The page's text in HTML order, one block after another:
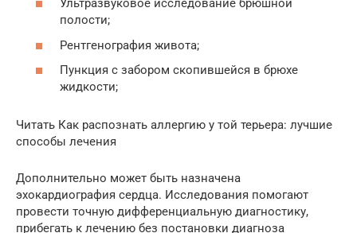
Ультразвуковое исследование брюшной
полости;
Рентгенография живота;
Пункция с забором скопившейся в брюхе
жидкости;
Читать Как распознать аллергию у той терьера: лучшие
способы лечения
Дополнительно может быть назначена
эхокардиография сердца. Исследования помогают
провести точную дифференциальную диагностику,
прибегать к лечению без постановки диагноза